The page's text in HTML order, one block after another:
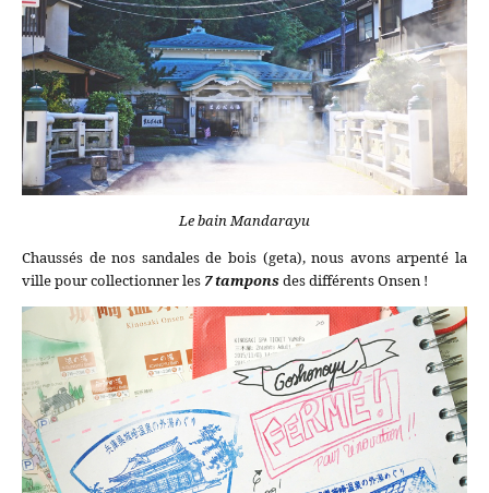
Le bain Mandarayu
Chaussés de nos sandales de bois (geta), nous avons arpenté la
ville pour collectionner les 7 tamponsdes différents Onsen !